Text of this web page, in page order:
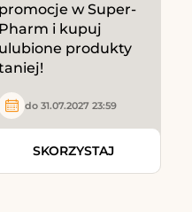
promocje w Super-
Pharm i kupuj
ulubione produkty
do 31.07.2027 23:59
SKORZYSTAJ